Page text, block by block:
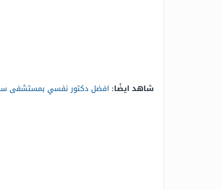
شاهد ايضًا: افضل دكتور نفسي بمستشفى